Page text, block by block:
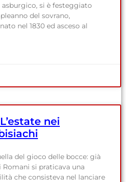
si è festeggiato
del sovrano,
nel 1830 ed asceso al
nei
del gioco delle bocce: già
Romani si praticava una
che consisteva nel lanciare